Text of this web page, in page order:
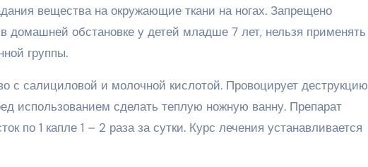
вещества на окружающие ткани на ногах. Запрещено
домашней обстановке у детей младше 7 лет, нельзя применять
группы.
с салициловой и молочной кислотой. Провоцирует деструкцию
использованием сделать теплую ножную ванну. Препарат
по 1 капле 1 – 2 раза за сутки. Курс лечения устанавливается